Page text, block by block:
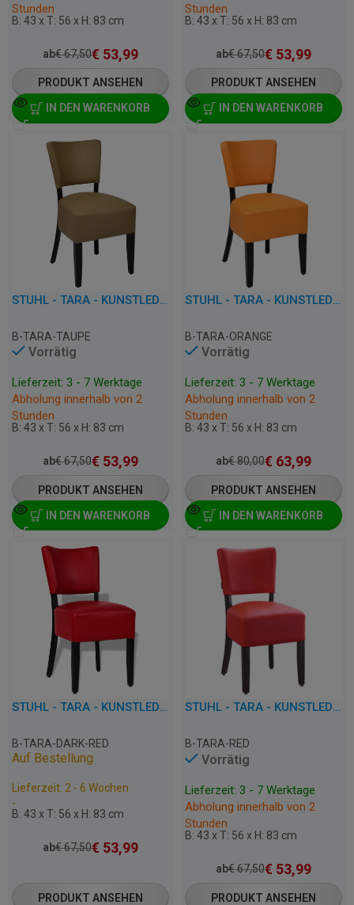
Stunden
B: 43 x T: 56 x H: 83 cm
ab€67,50€ 53,99
PRODUKT ANSEHEN
IN DEN WARENKORB
Stunden
B: 43 x T: 56 x H: 83 cm
ab€67,50€ 53,99
PRODUKT ANSEHEN
IN DEN WARENKORB
STUHL - TARA - KUNSTLEDER
B-TARA-TAUPE
Vorrätig
Lieferzeit: 3 - 7 Werktage
Abholung innerhalb von 2
Stunden
B: 43 x T: 56 x H: 83 cm
ab€67,50€ 53,99
PRODUKT ANSEHEN
IN DEN WARENKORB
STUHL - TARA - KUNSTLEDER
B-TARA-ORANGE
Vorrätig
Lieferzeit: 3 - 7 Werktage
Abholung innerhalb von 2
Stunden
B: 43 x T: 56 x H: 83 cm
ab€80,00€ 63,99
PRODUKT ANSEHEN
IN DEN WARENKORB
STUHL - TARA - KUNSTLEDER
B-TARA-DARK-RED
Auf Bestellung
Lieferzeit: 2 - 6 Wochen
-
B: 43 x T: 56 x H: 83 cm
ab€67,50€ 53,99
PRODUKT ANSEHEN
STUHL - TARA - KUNSTLEDER
B-TARA-RED
Vorrätig
Lieferzeit: 3 - 7 Werktage
Abholung innerhalb von 2
Stunden
B: 43 x T: 56 x H: 83 cm
ab€67,50€ 53,99
PRODUKT ANSEHEN